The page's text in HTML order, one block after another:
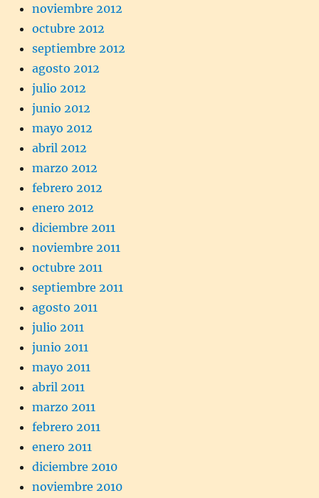
noviembre 2012
octubre 2012
septiembre 2012
agosto 2012
julio 2012
junio 2012
mayo 2012
abril 2012
marzo 2012
febrero 2012
enero 2012
diciembre 2011
noviembre 2011
octubre 2011
septiembre 2011
agosto 2011
julio 2011
junio 2011
mayo 2011
abril 2011
marzo 2011
febrero 2011
enero 2011
diciembre 2010
noviembre 2010